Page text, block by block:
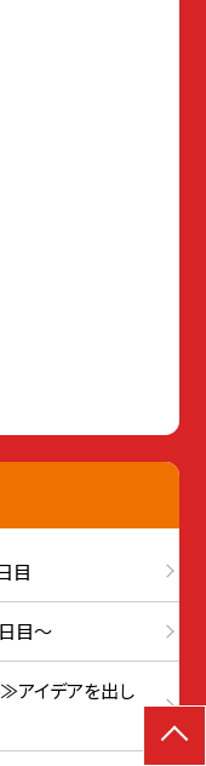
目
目〜
アイデアを出し